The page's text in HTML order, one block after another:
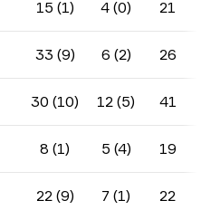
15 (1) 4 (0) 21
33 (9) 6 (2) 26
30 (10) 12 (5) 41
8 (1) 5 (4) 19
22 (9) 7 (1) 22